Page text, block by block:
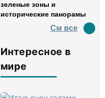
зеленые зоны и
исторические панорамы
См все
Интересное в
мире